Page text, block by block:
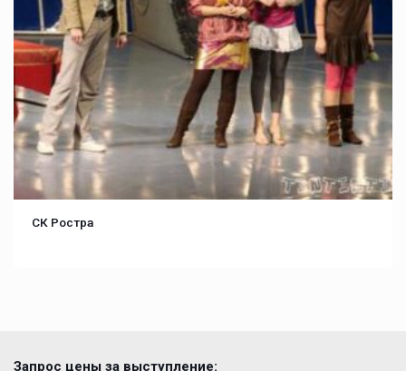
СК Ростра
Запрос цены за выступление: